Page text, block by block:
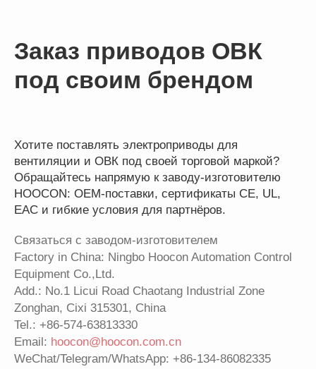
Заказ приводов ОВК
под своим брендом
Хотите поставлять электроприводы для
вентиляции и ОВК под своей торговой маркой?
Обращайтесь напрямую к заводу-изготовителю
HOOCON: OEM-поставки, сертификаты CE, UL,
EAC и гибкие условия для партнёров.
Связаться с заводом-изготовителем
Factory in China: Ningbo Hoocon Automation Control
Equipment Co.,Ltd.
Add.: No.1 Licui Road Chaotang Industrial Zone
Zonghan, Cixi 315301, China
Tel.: +86-574-63813330
Email: hoocon@hoocon.com.cn
WeChat/Telegram/WhatsApp: +86-134-86082335